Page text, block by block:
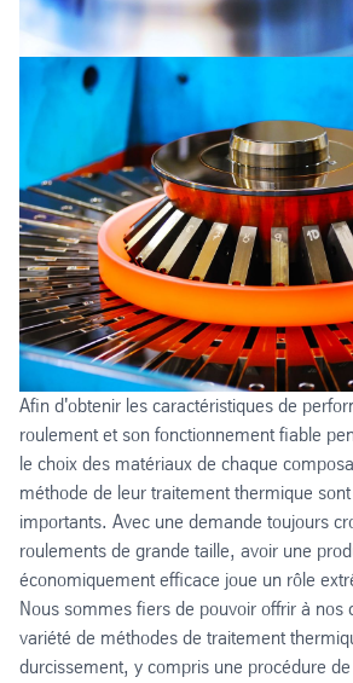
Afin d'obtenir les caractéristiques de
roulement et son fonctionnement fiable
le choix des matériaux de chaque
méthode de leur traitement thermique
importants. Avec une demande toujours
roulements de grande taille, avoir une
économiquement efficace joue un rôle
Nous sommes fiers de pouvoir offrir à nos
variété de méthodes de traitement
durcissement, y compris une procédure